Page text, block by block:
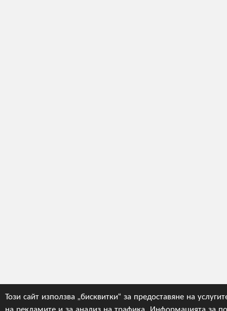
Този сайт използва „бисквитки“ за предоставяне на
на рекламите и за анализ на трафика. Информацията за